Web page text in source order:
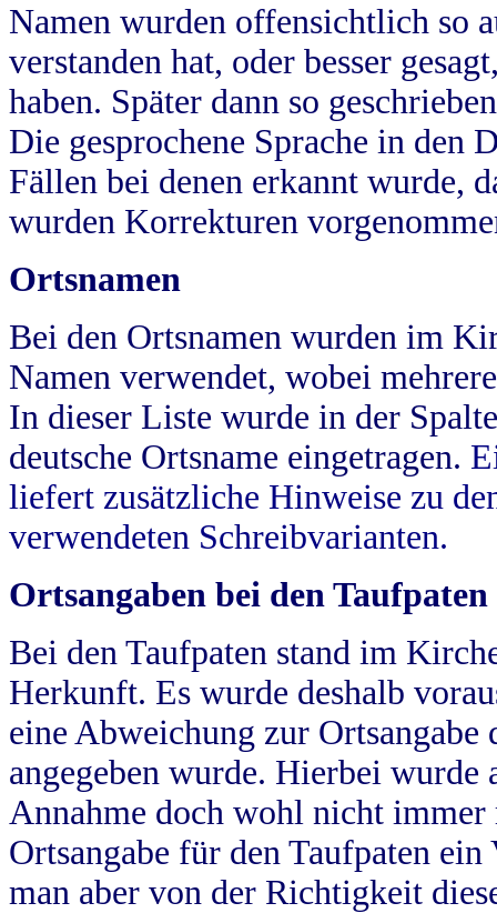
Namen wurden offensichtlich so
verstanden hat, oder besser
haben. Später dann so
Die gesprochene Sprache in
Fällen bei denen erkannt wurde,
wurden Korrekturen
Ortsnamen
Bei den Ortsnamen wurden im
Namen verwendet, wobei
In dieser Liste wurde in der
deutsche Ortsname eingetragen.
liefert zusätzliche Hinweise zu
verwendeten Schreibvarianten.
Ortsangaben bei den Taufpaten
Bei den Taufpaten stand im
Herkunft. Es wurde deshalb
eine Abweichung zur
angegeben wurde. Hierbei wurde
Annahme doch wohl nicht
Ortsangabe für den Taufpaten
man aber von der Richtigkeit